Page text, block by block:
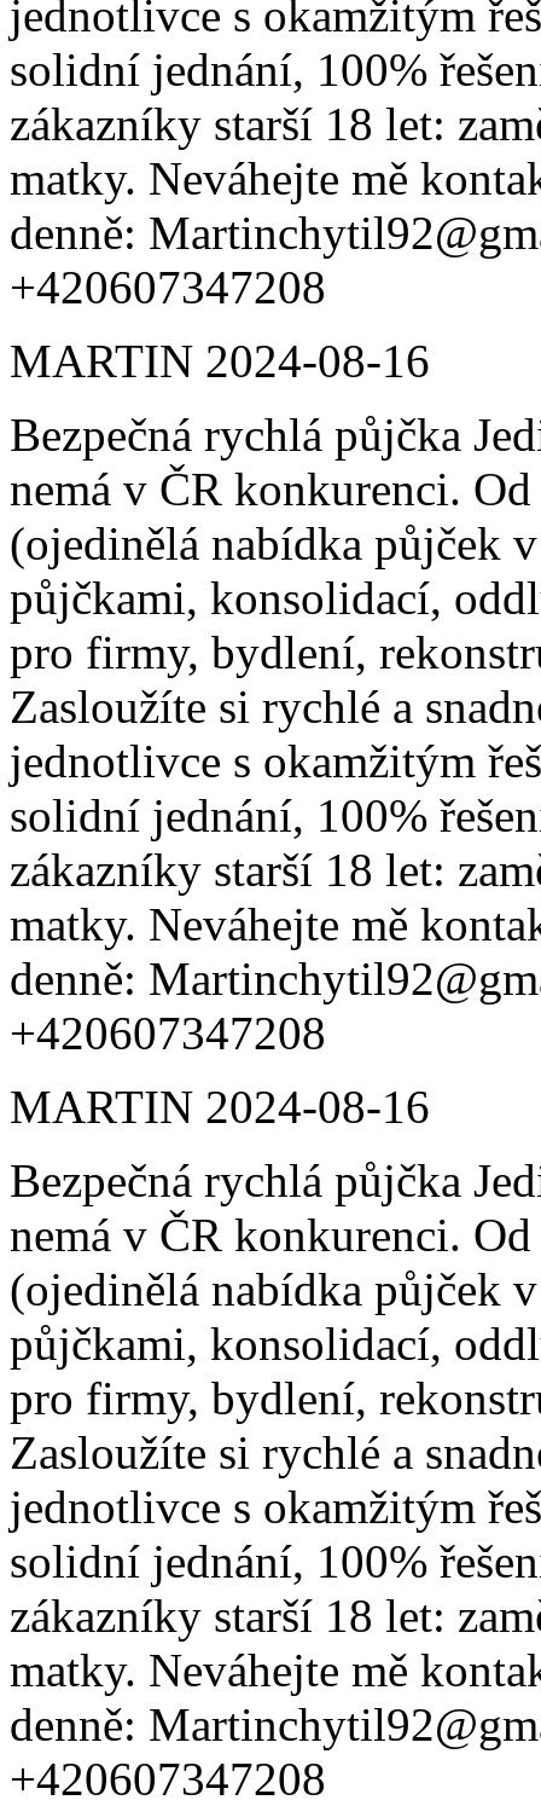
jednotlivce s okamžitým
solidní jednání, 100%
zákazníky starší 18 let:
matky. Neváhejte mě
denně:
+420607347208
MARTIN 2024-08-16
Bezpečná rychlá půjčka
nemá v ČR konkurenci.
(ojedinělá nabídka půjček
půjčkami, konsolidací,
pro firmy, bydlení,
Zasloužíte si rychlé a
jednotlivce s okamžitým
solidní jednání, 100%
zákazníky starší 18 let:
matky. Neváhejte mě
denně:
+420607347208
MARTIN 2024-08-16
Bezpečná rychlá půjčka
nemá v ČR konkurenci.
(ojedinělá nabídka půjček
půjčkami, konsolidací,
pro firmy, bydlení,
Zasloužíte si rychlé a
jednotlivce s okamžitým
solidní jednání, 100%
zákazníky starší 18 let:
matky. Neváhejte mě
denně:
+420607347208